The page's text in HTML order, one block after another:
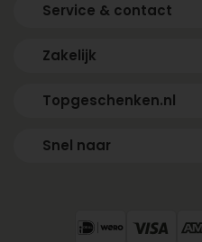
Service & contact
Zakelijk
Topgeschenken.nl
Snel naar